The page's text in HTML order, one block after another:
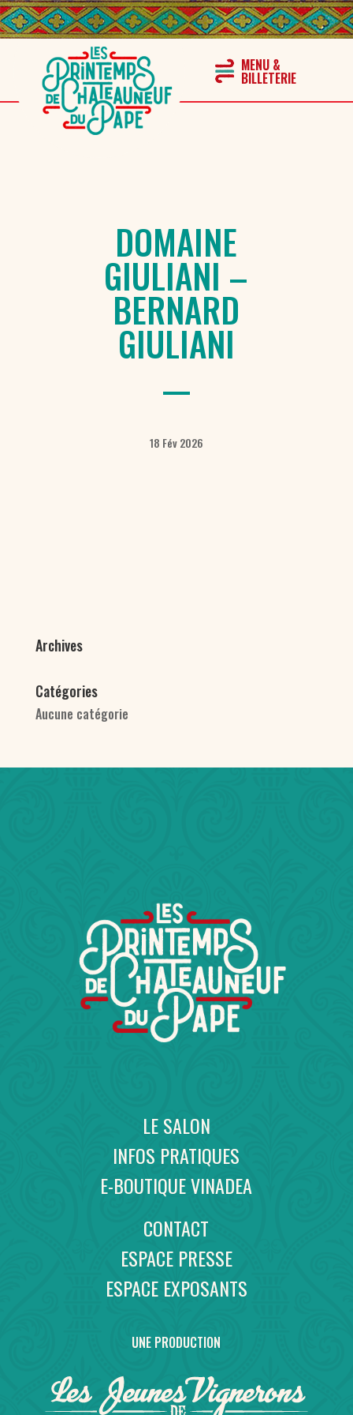
DOMAINE
GIULIANI –
BERNARD
GIULIANI
18 Fév 2026
Archives
Catégories
Aucune catégorie
LE SALON
INFOS PRATIQUES
E-BOUTIQUE VINADEA
CONTACT
ESPACE PRESSE
ESPACE EXPOSANTS
UNE PRODUCTION